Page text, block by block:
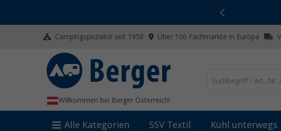
Campingspezialist seit 1958 Über 100 Fachmärkte in Europa
Willkommen bei Berger Österreich!
Alle Kategorien SSV Textil Kühl unterwegs